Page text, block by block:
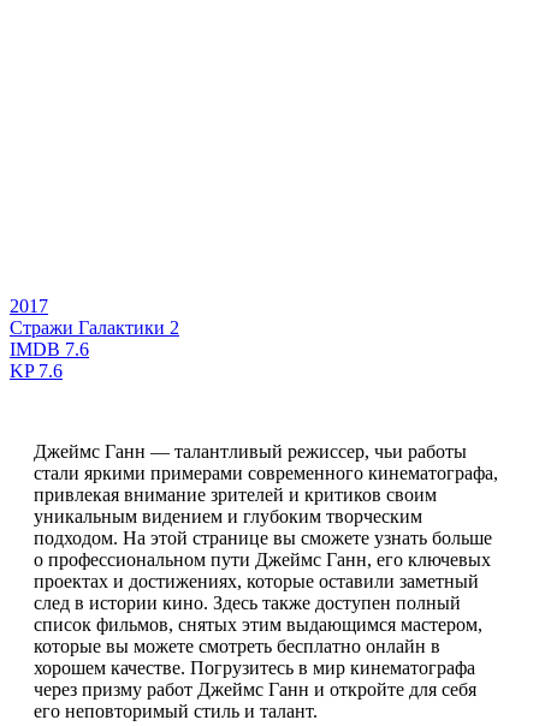
2017
Стражи Галактики 2
IMDB 7.6
KP7.6
Джеймс Ганн — талантливый режиссер, чьи работы
стали яркими примерами современного кинематографа,
привлекая внимание зрителей и критиков своим
уникальным видением и глубоким творческим
подходом. На этой странице вы сможете узнать больше
о профессиональном пути Джеймс Ганн, его ключевых
проектах и достижениях, которые оставили заметный
след в истории кино. Здесь также доступен полный
список фильмов, снятых этим выдающимся мастером,
которые вы можете смотреть бесплатно онлайн в
хорошем качестве. Погрузитесь в мир кинематографа
через призму работ Джеймс Ганн и откройте для себя
его неповторимый стиль и талант.